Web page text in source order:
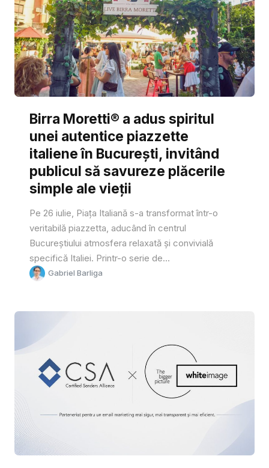
Birra Moretti® a adus spiritul
unei autentice piazzette
italiene în București, invitând
publicul să savureze plăcerile
simple ale vieții
Pe 26 iulie, Piața Italiană s-a transformat într-o
veritabilă piazzetta, aducând în centrul
Bucureștiului atmosfera relaxată și convivială
specifică Italiei. Printr-o serie de...
Gabriel Barliga